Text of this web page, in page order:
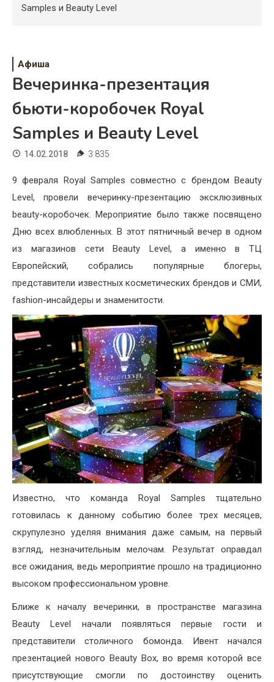
Психология
Дом
Жизнь
Хобби
Красота
Недвижимость
Samples и Beauty Level
Афиша
Вечеринка-презентация
бьюти-коробочек Royal
Samples и Beauty Level
14.02.2018 3 835
9 февраля Royal Samples совместно с брендом Beauty
Level, провели вечеринку-презентацию эксклюзивных
beauty-коробочек. Мероприятие было также посвящено
Дню всех влюбленных. В этот пятничный вечер в одном
из магазинов сети Beauty Level, а именно в ТЦ
Европейский, собрались популярные блогеры,
представители известных косметических брендов и СМИ,
fashion-инсайдеры и знаменитости.
Известно, что команда Royal Samples тщательно
готовилась к данному событию более трех месяцев,
скрупулезно уделяя внимания даже самым, на первый
взгляд, незначительным мелочам. Результат оправдал
все ожидания, ведь мероприятие прошло на традиционно
высоком профессиональном уровне.
Ближе к началу вечеринки, в пространстве магазина
Beauty Level начали появляться первые гости и
представители столичного бомонда. Ивент начался
презентацией нового Beauty Box, во время которой все
присутствующие смогли по достоинству оценить